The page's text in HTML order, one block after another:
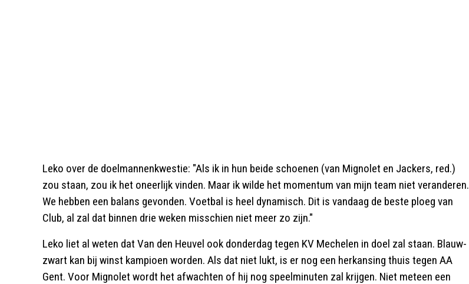
Leko over de doelmannenkwestie: "Als ik in hun beide schoenen (van Mignolet en Jackers, red.)
zou staan, zou ik het oneerlijk vinden. Maar ik wilde het momentum van mijn team niet veranderen.
We hebben een balans gevonden. Voetbal is heel dynamisch. Dit is vandaag de beste ploeg van
Club, al zal dat binnen drie weken misschien niet meer zo zijn."
Leko liet al weten dat Van den Heuvel ook donderdag tegen KV Mechelen in doel zal staan. Blauw-
zwart kan bij winst kampioen worden. Als dat niet lukt, is er nog een herkansing thuis tegen AA
Gent. Voor Mignolet wordt het afwachten of hij nog speelminuten zal krijgen. Niet meteen een